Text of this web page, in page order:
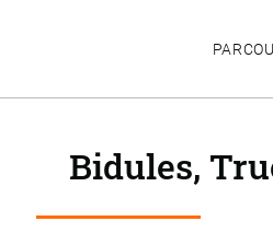
Bidules,